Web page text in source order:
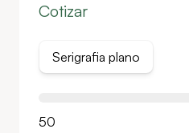
Cotizar
Serigrafia plano
50